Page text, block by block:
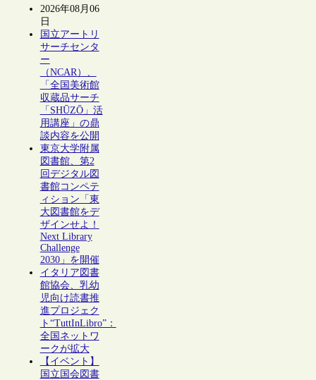
2026年08月06
日
国立アートリ
サーチセンタ
ー
（NCAR）、
「全国美術館
収蔵品サーチ
「SHŪZŌ」活
用講座」の鼎
談内容を公開
東京大学附属
図書館、第2
回デジタル図
書館コンペテ
ィション「東
大図書館をデ
ザインせよ！
Next Library
Challenge
2030」を開催
イタリア図書
館協会、乳幼
児向け読書推
進プロジェク
ト“TuttInLibro”：
全国ネットワ
ークが拡大
【イベント】
国立国会図書